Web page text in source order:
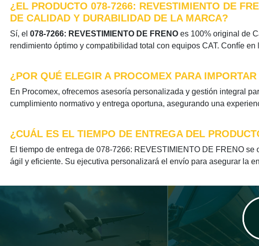
¿EL PRODUCTO 078-7266: REVESTIMIENTO DE
DE CALIDAD Y DURABILIDAD DE LA MARCA?
Sí, el 078-7266: REVESTIMIENTO DE FRENO es 100% original de
rendimiento óptimo y compatibilidad total con equipos CAT. Confíe
¿POR QUÉ ELEGIR A PROCOMEX PARA
En Procomex, ofrecemos asesoría personalizada y gestión integral
cumplimiento normativo y entrega oportuna, asegurando una
¿CUÁL ES EL TIEMPO DE ENTREGA DEL
El tiempo de entrega de 078-7266: REVESTIMIENTO DE FRENO
ágil y eficiente. Su ejecutiva personalizará el envío para asegurar la